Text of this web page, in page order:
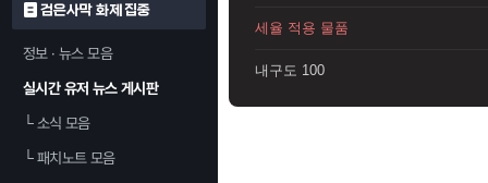
검은사막 화제 집중
정보 · 뉴스 모음
실시간 유저 뉴스 게시판
└소식 모음
└패치노트 모음
세율 적용 물품
내구도 100